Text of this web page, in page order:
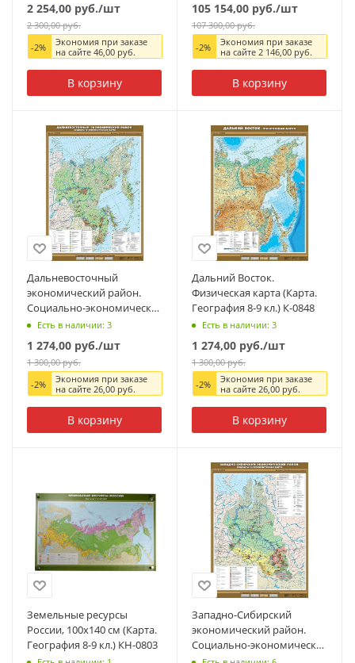
2 254,00 руб./шт
2 300,00руб.
-2%
Экономия при заказе
на сайте 46,00руб.
В корзину
105 154,00 руб./шт
107 300,00руб.
-2%
Экономия при заказе
на сайте 2 146,00руб.
В корзину
Дальневосточный
экономический район.
Социально-экономическая
карта (Карта. География 8-
Есть в наличии: 3
1 274,00 руб./шт
1 300,00руб.
-2%
Экономия при заказе
на сайте 26,00руб.
В корзину
Дальний Восток.
Физическая карта (Карта.
География 8-9 кл.) К-0848
Есть в наличии: 3
1 274,00 руб./шт
1 300,00руб.
-2%
Экономия при заказе
на сайте 26,00руб.
В корзину
Земельные ресурсы
России, 100x140 см (Карта.
География 8-9 кл.) КН-0803
Западно-Сибирский
экономический район.
Социально-экономическая
карта (Карта. География 8-